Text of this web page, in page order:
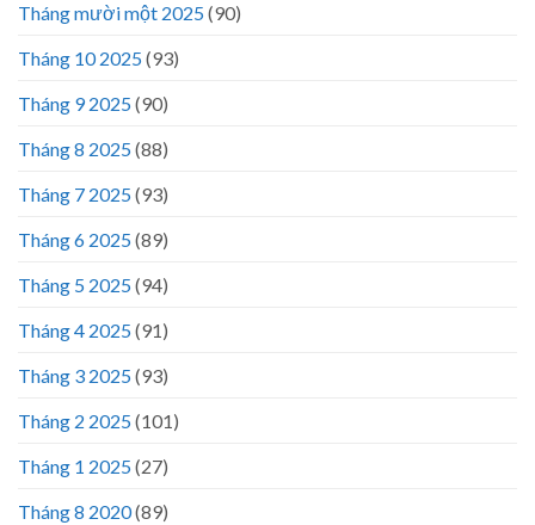
Tháng mười một 2025(90)
Tháng 10 2025(93)
Tháng 9 2025(90)
Tháng 8 2025(88)
Tháng 7 2025(93)
Tháng 6 2025(89)
Tháng 5 2025(94)
Tháng 4 2025(91)
Tháng 3 2025(93)
Tháng 2 2025(101)
Tháng 1 2025(27)
Tháng 8 2020(89)